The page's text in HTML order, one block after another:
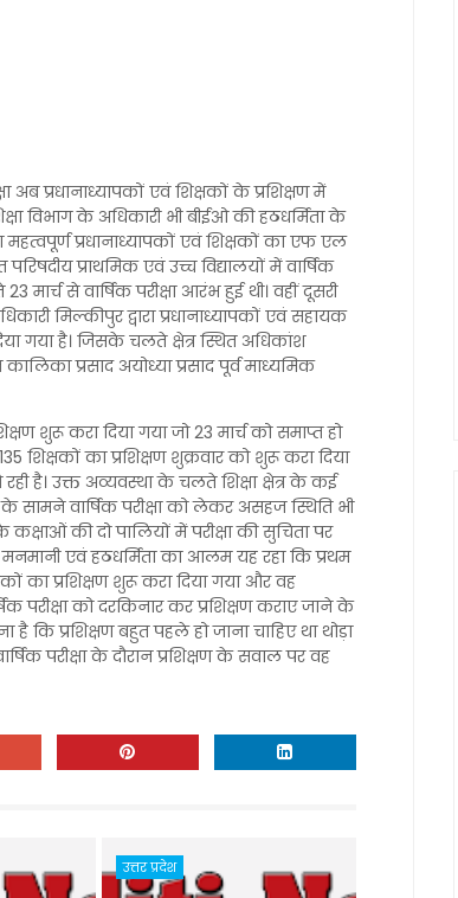
अब प्रधानाध्यापकों एवं शिक्षकों के प्रशिक्षण में
विभाग के अधिकारी भी बीईओ की हठधर्मिता के
प्रधानाध्यापकों एवं शिक्षकों का एफ एल
प्राथमिक एवं उच्च विद्यालयों में वार्षिक
से वार्षिक परीक्षा आरंभ हुई थी। वहीं दूसरी
मिल्कीपुर द्वारा प्रधानाध्यापकों एवं सहायक
गया है। जिसके चलते क्षेत्र स्थित अधिकांश
प्रसाद अयोध्या प्रसाद पूर्व माध्यमिक
शुरू करा दिया गया जो 23 मार्च को समाप्त हो
शिक्षकों का प्रशिक्षण शुक्रवार को शुरू करा दिया
रही है। उक्त अव्यवस्था के चलते शिक्षा क्षेत्र के कई
सामने वार्षिक परीक्षा को लेकर असहज स्थिति भी
की दो पालियों में परीक्षा की सुचिता पर
एवं हठधर्मिता का आलम यह रहा कि प्रथम
का प्रशिक्षण शुरू करा दिया गया और वह
परीक्षा को दरकिनार कर प्रशिक्षण कराए जाने के
कि प्रशिक्षण बहुत पहले हो जाना चाहिए था थोड़ा
परीक्षा के दौरान प्रशिक्षण के सवाल पर वह
उत्तर प्रदेश